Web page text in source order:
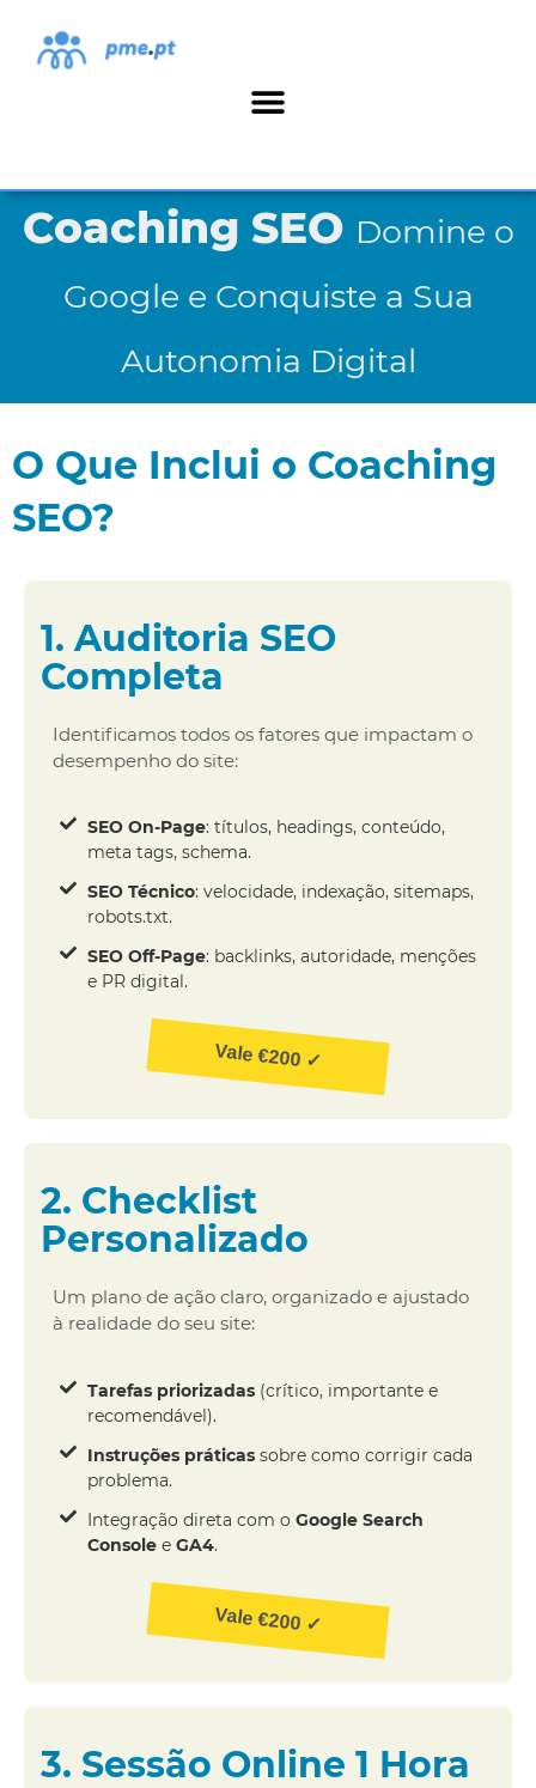
Coaching SEO Domine o
Google e Conquiste a Sua
Autonomia Digital
O Que Inclui o Coaching
SEO?
1. Auditoria SEO
Completa
Identificamos todos os fatores que impactam o
desempenho do site:
SEO On-Page: títulos, headings, conteúdo,
meta tags, schema.
SEO Técnico: velocidade, indexação, sitemaps,
robots.txt.
SEO Off-Page: backlinks, autoridade, menções
e PR digital.
Vale €200 ✓
2. Checklist
Personalizado
Um plano de ação claro, organizado e ajustado
à realidade do seu site:
Tarefas priorizadas(crítico, importante e
recomendável).
Instruções práticassobre como corrigir cada
problema.
Integração direta com o Google Search
Consolee GA4.
Vale €200 ✓
3. Sessão Online 1 Hora